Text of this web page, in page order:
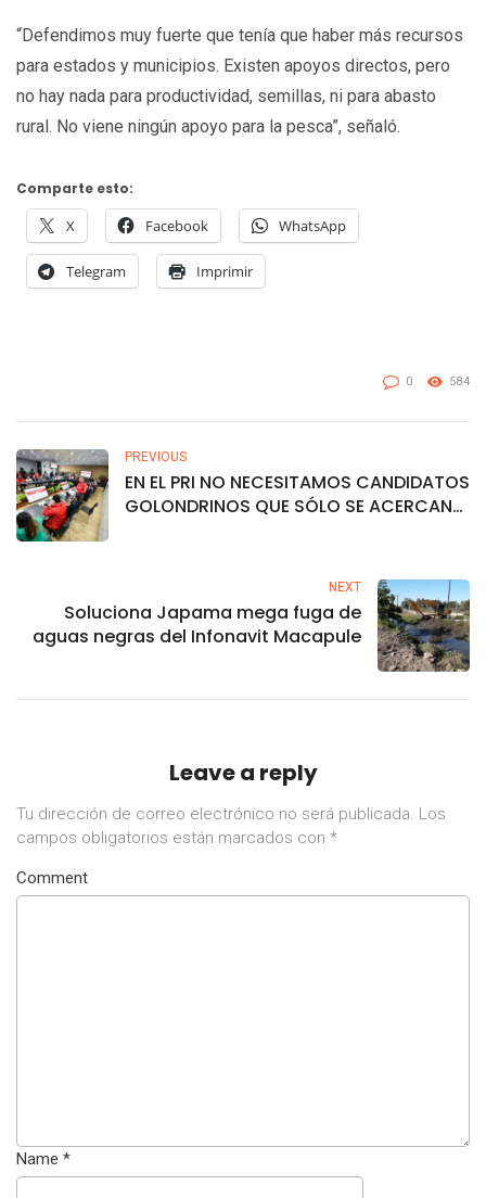
“Defendimos muy fuerte que tenía que haber más recursos
para estados y municipios. Existen apoyos directos, pero
no hay nada para productividad, semillas, ni para abasto
rural. No viene ningún apoyo para la pesca”, señaló.
Comparte esto:
X Facebook WhatsApp
Telegram Imprimir
0 584
PREVIOUS
EN EL PRI NO NECESITAMOS CANDIDATOS
GOLONDRINOS QUE SÓLO SE ACERCAN
NEXT
Soluciona Japama mega fuga de
aguas negras del Infonavit Macapule
Leave a reply
Tu dirección de correo electrónico no será publicada. Los
campos obligatorios están marcados con *
Comment
Name *